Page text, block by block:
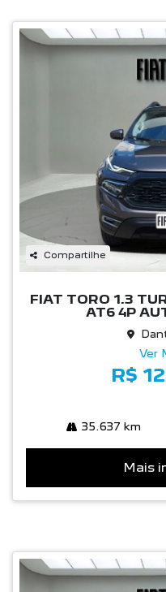
Compartilhe
FIAT TORO 1.3
AT6 4P
Ver
R$
35.637 km
Mais